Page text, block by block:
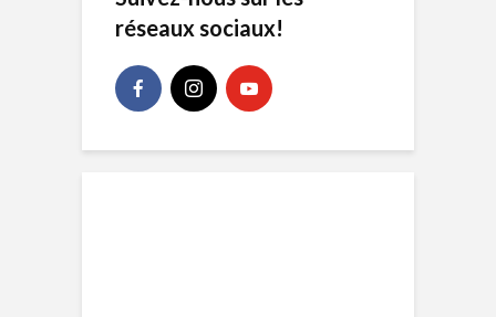
réseaux sociaux!